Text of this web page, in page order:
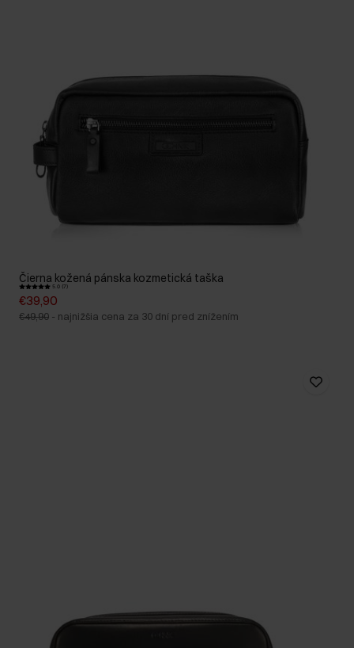
Čierna kožená pánska kozmetická taška
5.0 (7)
€39,90
€49,90 - najnižšia cena za 30 dní pred znížením